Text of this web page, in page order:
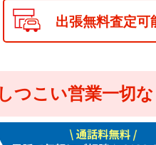
出張無料査定可
つこい営業一切な